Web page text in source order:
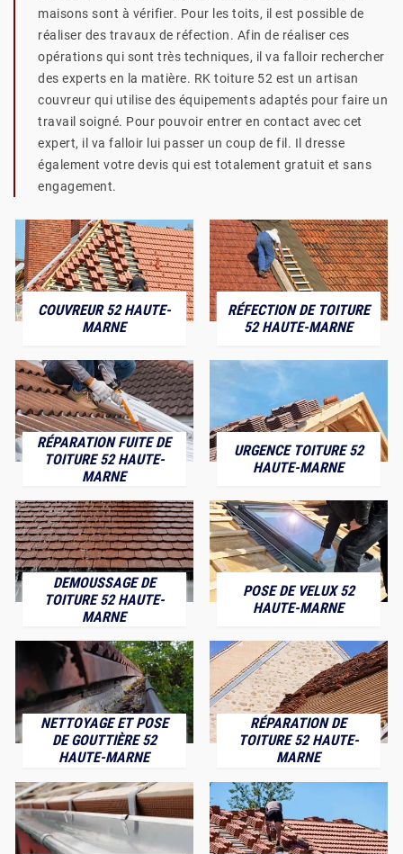
maisons sont à vérifier. Pour les toits, il est possible de
réaliser des travaux de réfection. Afin de réaliser ces
opérations qui sont très techniques, il va falloir rechercher
des experts en la matière. RK toiture 52 est un artisan
couvreur qui utilise des équipements adaptés pour faire un
travail soigné. Pour pouvoir entrer en contact avec cet
expert, il va falloir lui passer un coup de fil. Il dresse
également votre devis qui est totalement gratuit et sans
engagement.
COUVREUR 52 HAUTE-
MARNE
RÉFECTION DE TOITURE
52 HAUTE-MARNE
RÉPARATION FUITE DE
TOITURE 52 HAUTE-
MARNE
URGENCE TOITURE 52
HAUTE-MARNE
DEMOUSSAGE DE
TOITURE 52 HAUTE-
MARNE
POSE DE VELUX 52
HAUTE-MARNE
NETTOYAGE ET POSE
DE GOUTTIÈRE 52
HAUTE-MARNE
RÉPARATION DE
TOITURE 52 HAUTE-
MARNE